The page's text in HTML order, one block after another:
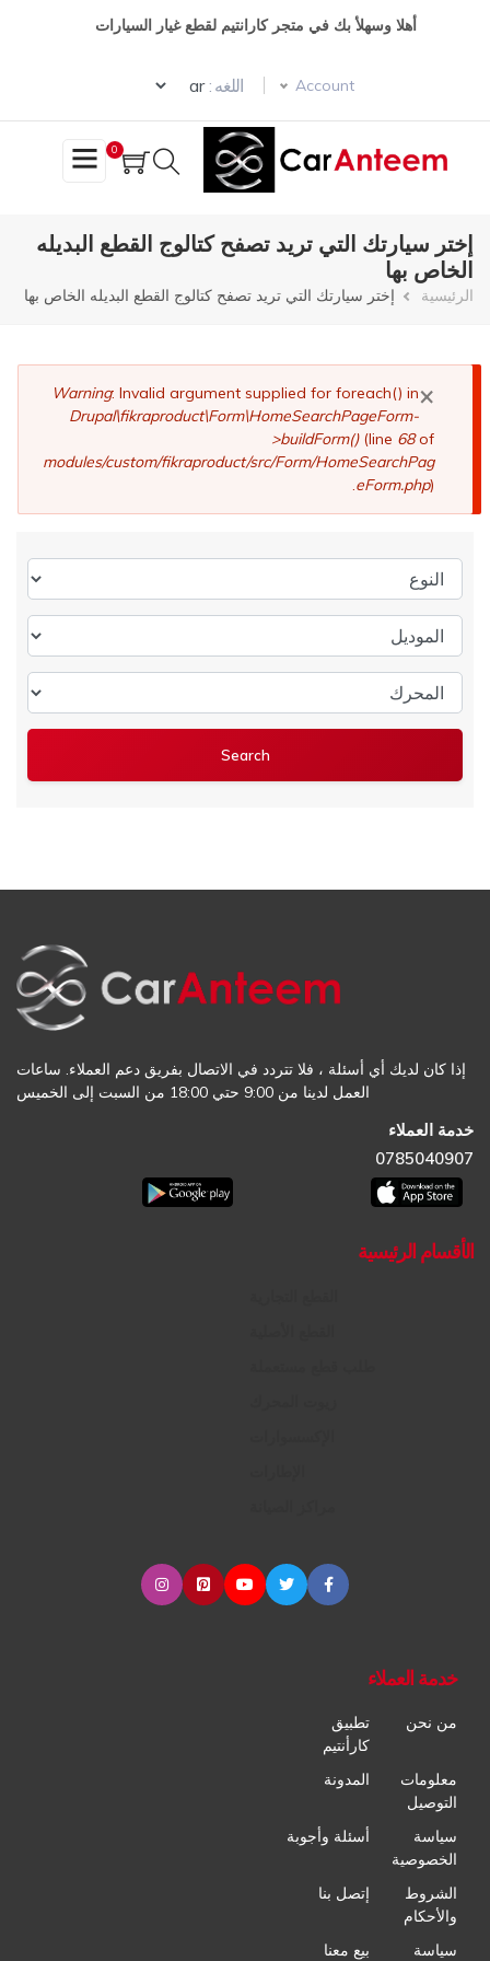
أهلا وسهلأ بك في متجر كارانتيم لقطع غيار السيارات
Account اللغه :
Select your language
0
إختر سيارتك التي تريد تصفح كتالوج القطع البديله
الخاص بها
مسار
الرئيسية إختر سيارتك التي تريد تصفح كتالوج القطع البديله الخاص بها
×
رسالة
الخطأ
Warning: Invalid argument supplied for foreach() in
Drupal\fikraproduct\Form\HomeSearchPageForm-
>buildForm()(line 68of
modules/custom/fikraproduct/src/Form/HomeSearchPag
eForm.php).
النوع
الموديل
المحرك
إذا كان لديك أي أسئلة ، فلا تتردد في الاتصال بفريق دعم العملاء. ساعات
العمل لدينا من 9:00 حتي 18:00 من السبت إلى الخميس
خدمة العملاء
0785040907
الأقسام الرئيسية
خدمة العملاء
من نحن
تطبيق
كارأنتيم
معلومات
التوصيل
المدونة
سياسة
الخصوصية
أسئلة وأجوبة
الشروط
والأحكام
إتصل بنا
سياسة بيع معنا